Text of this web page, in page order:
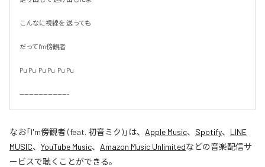
こんなに視線を 送っても
だってI'm傍観者
Pu Pu  Pu Pu  Pu Pu
---------------------
なお「I'm傍観者 (feat. 初音ミク)」は、 Apple Music、 Spotify、 LINE
MUSIC、 YouTube Music、 Amazon Music Unlimitedなどの音楽配信サ
ービスで聴くことができる。